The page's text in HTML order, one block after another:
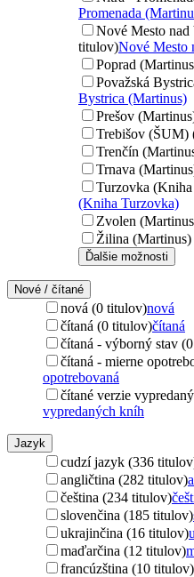
Promenada
Nové Mesto
titulov)Nové Mesto
Poprad
Považská
Bystrica (Martinus)
Prešov
Trebišov (ŠUM)
Trenčín
Trnava
Turzovka
(Kniha Turzovka)
Zvolen
Žilina
Ďalšie možnosti
Nové / čítané
nová (0 titulov)nová
čítaná (0 titulov)čítaná
čítaná - výborný stav
čítaná - mierne
opotrebovaná
čítané verzie
vypredaných kníh
Jazyk
cudzí jazyk (336
angličtina (282 titulov)
čeština (234 titulov)
slovenčina (185 titulov)
ukrajinčina (16 titulov)
maďarčina (12 titulov)
francúzština (10 titulov)